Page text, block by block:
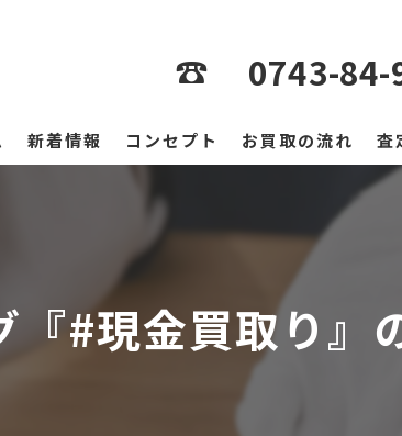
0743-84-
新着情報 コンセプト お買取の流れ 査
『#現金買取り』